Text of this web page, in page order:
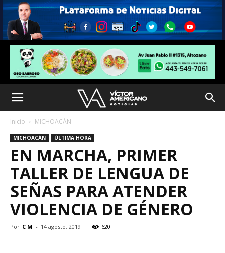
Inicio MICHOACÁN
MICHOACÁN ÚLTIMA HORA
EN MARCHA, PRIMER
TALLER DE LENGUA DE
SEÑAS PARA ATENDER
VIOLENCIA DE GÉNERO
Por C M - 14 agosto, 2019 620